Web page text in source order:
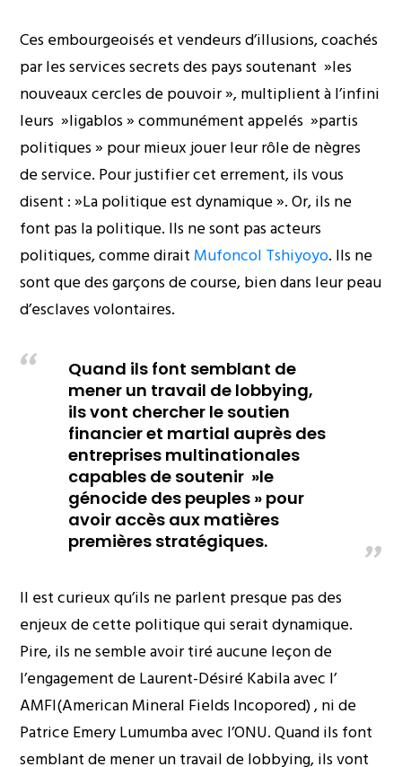
Ces embourgeoisés et vendeurs d’illusions, coachés
par les services secrets des pays soutenant »les
nouveaux cercles de pouvoir », multiplient à l’infini
leurs »ligablos » communément appelés »partis
politiques » pour mieux jouer leur rôle de nègres
de service. Pour justifier cet errement, ils vous
disent : »La politique est dynamique ». Or, ils ne
font pas la politique. Ils ne sont pas acteurs
politiques, comme diraitMufoncol Tshiyoyo. Ils ne
sont que des garçons de course, bien dans leur peau
d’esclaves volontaires.
Quand ils font semblant de
mener un travail de lobbying,
ils vont chercher le soutien
financier et martial auprès des
entreprises multinationales
capables de soutenir »le
génocide des peuples » pour
avoir accès aux matières
premières stratégiques.
Il est curieux qu’ils ne parlent presque pas des
enjeux de cette politique qui serait dynamique.
Pire, ils ne semble avoir tiré aucune leçon de
l’engagement de Laurent-Désiré Kabila avec l’
AMFI(American Mineral Fields Incopored) , ni de
Patrice Emery Lumumba avec l’ONU. Quand ils font
semblant de mener un travail de lobbying, ils vont